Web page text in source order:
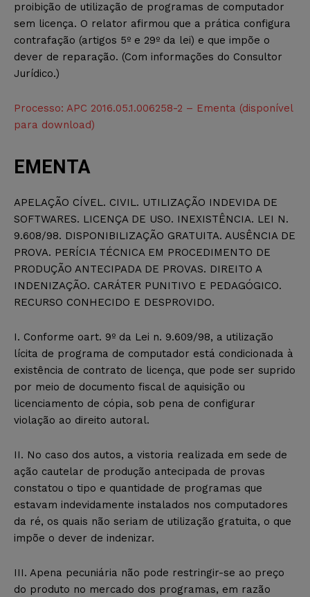
proibição de utilização de programas de computador
sem licença. O relator afirmou que a prática configura
contrafação (artigos 5º e 29º da lei) e que impõe o
dever de reparação. (Com informações do Consultor
Jurídico.)
Processo: APC 2016.05.1.006258-2 – Ementa (disponível
para download)
EMENTA
APELAÇÃO CÍVEL. CIVIL. UTILIZAÇÃO INDEVIDA DE
SOFTWARES. LICENÇA DE USO. INEXISTÊNCIA. LEI N.
9.608/98. DISPONIBILIZAÇÃO GRATUITA. AUSÊNCIA DE
PROVA. PERÍCIA TÉCNICA EM PROCEDIMENTO DE
PRODUÇÃO ANTECIPADA DE PROVAS. DIREITO A
INDENIZAÇÃO. CARÁTER PUNITIVO E PEDAGÓGICO.
RECURSO CONHECIDO E DESPROVIDO.
I. Conforme oart. 9º da Lei n. 9.609/98, a utilização
lícita de programa de computador está condicionada à
existência de contrato de licença, que pode ser suprido
por meio de documento fiscal de aquisição ou
licenciamento de cópia, sob pena de configurar
violação ao direito autoral.
II. No caso dos autos, a vistoria realizada em sede de
ação cautelar de produção antecipada de provas
constatou o tipo e quantidade de programas que
estavam indevidamente instalados nos computadores
da ré, os quais não seriam de utilização gratuita, o que
impõe o dever de indenizar.
III. Apena pecuniária não pode restringir-se ao preço
do produto no mercado dos programas, em razão